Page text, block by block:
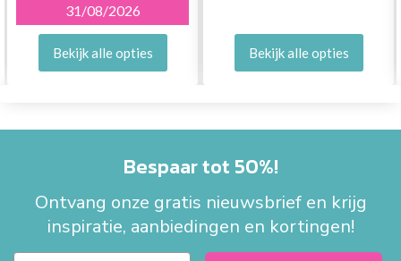
31/08/2026
Bekijk alle opties Bekijk alle opties
Bespaar tot 50%!
Ontvang onze gratis nieuwsbrief en krijg
inspiratie, aanbiedingen en kortingen!